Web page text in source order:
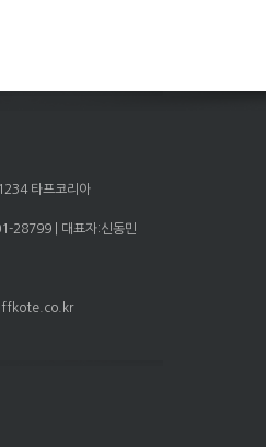
타프코리아
28799 | 대표자:신동민